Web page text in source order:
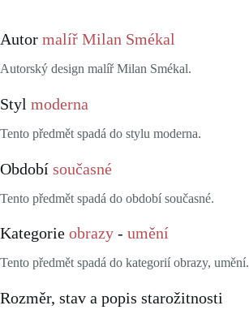
Autor malíř Milan Smékal
Autorský design malíř Milan Smékal.
Styl moderna
Tento předmět spadá do stylu moderna.
Období současné
Tento předmět spadá do období současné.
Kategorie obrazy - umění
Tento předmět spadá do kategorií obrazy, umění.
Rozměr, stav a popis starožitnosti